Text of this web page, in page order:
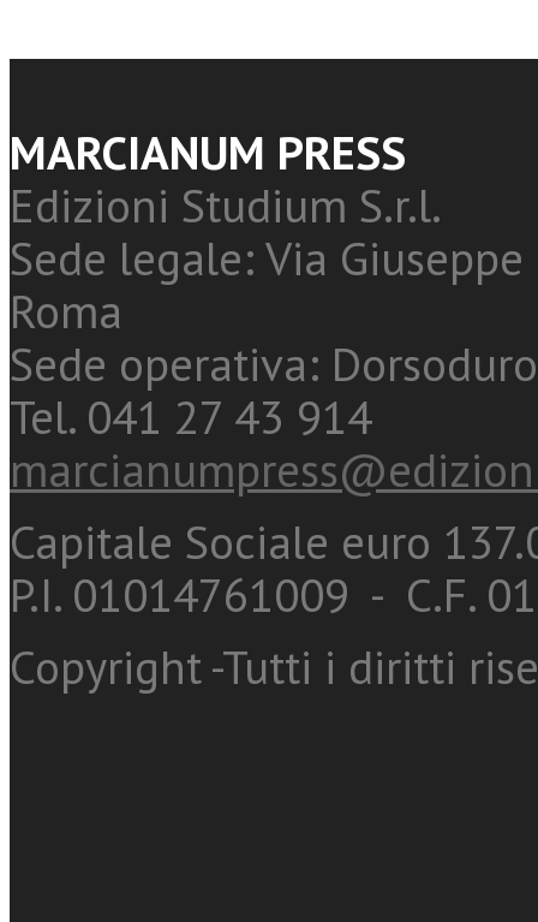
MARCIANUM PRESS
Edizioni Studium S.r.l.
Sede legale: Via
Roma
Sede operativa:
Tel. 041 27 43 914
Capitale Sociale euro
P.I. 01014761009 - C.F.
Copyright -Tutti i diritti